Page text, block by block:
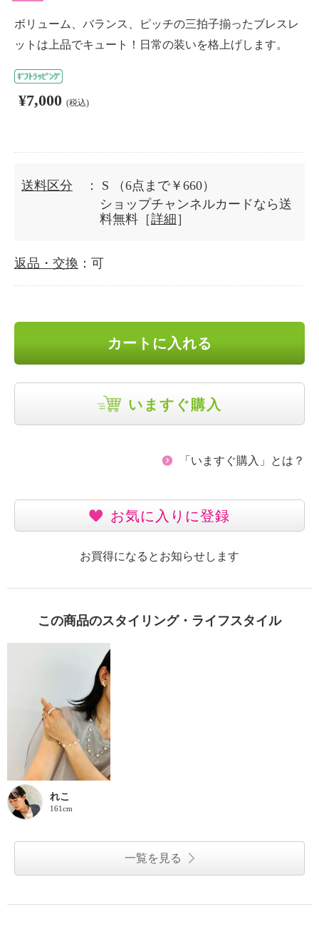
ボリューム、バランス、ピッチの三拍子揃ったブレスレ
ットは上品でキュート！日常の装いを格上げします。
¥7,000 (税込)
送料区分 ： S
（6点まで￥660）
ショップチャンネルカードなら送
料無料［詳細 ］
返品・交換 ：可
カートに入れる
いますぐ購入
「いますぐ購入」とは？
お気に入りに登録
お買得になるとお知らせします
この商品のスタイリング・ライフスタイル
れこ
161cm
一覧を見る